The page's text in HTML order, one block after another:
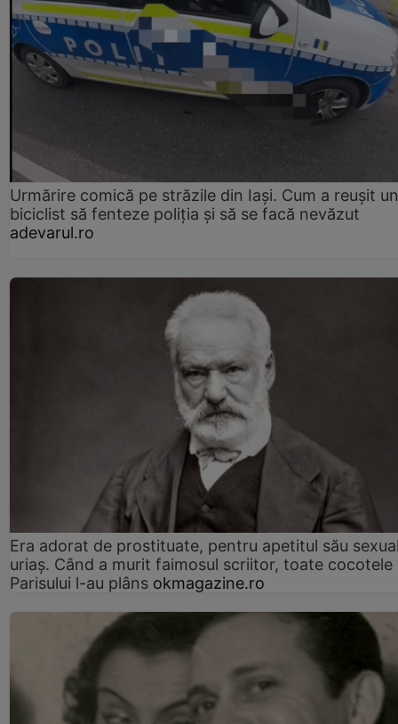
Urmărire comică pe străzile din Iași. Cum a reușit un
biciclist să fenteze poliția și să se facă nevăzut
adevarul.ro
Era adorat de prostituate, pentru apetitul său
uriaș. Când a murit faimosul scriitor, toate cocotele
Parisului l-au plâns okmagazine.ro